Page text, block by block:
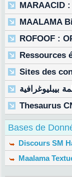
MARAACID
MAALAMA
ROFOOF :
Ressources
Sites des
بيبليوغرافية
Thesaurus
Bases de
Discours SM
Maalama